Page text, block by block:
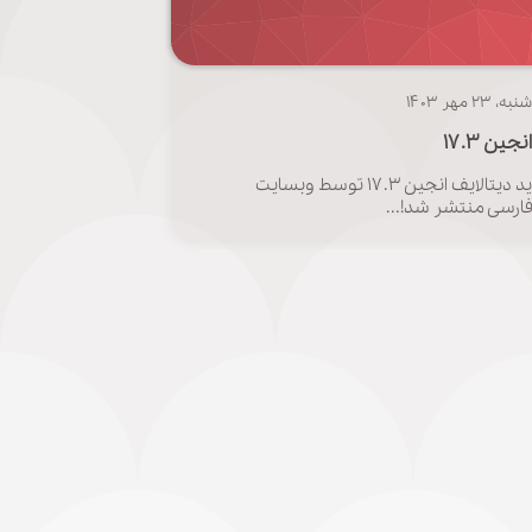
مهر ۱۴۰۳
۱۷.۳
نسخه جدید دیتالایف انجین ۱۷.۳ توسط وبسایت
فارسی منتشر شد!...